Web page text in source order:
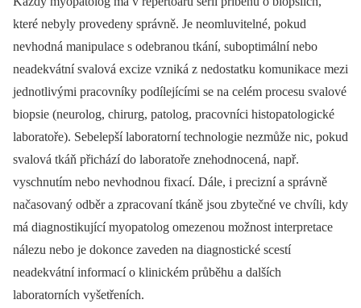
které nebyly provedeny správně. Je neomluvitelné, pokud
nevhodná manipulace s odebranou tkání, suboptimální nebo
neadekvátní svalová excize vzniká z nedostatku komunikace mezi
jednotlivými pracovníky podílejícími se na celém procesu svalové
biopsie (neurolog, chirurg, patolog, pracovníci histopatologické
laboratoře). Sebelepší laboratorní technologie nezmůže nic, pokud
svalová tkáň přichází do laboratoře znehodnocená, např.
vyschnutím nebo nevhodnou fixací. Dále, i precizní a správně
načasovaný odběr a zpracovaní tkáně jsou zbytečné ve chvíli, kdy
má diagnostikující myopatolog omezenou možnost interpretace
nálezu nebo je dokonce zaveden na dia­gnostické scestí
neadekvátní informací o klinickém průběhu a dalších
laboratorních vyšetřeních.